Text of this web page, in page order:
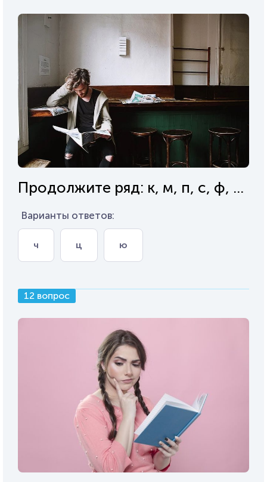
Продолжите ряд: к, м, п, с, ф, ...
Варианты ответов:
ч ц ю
12 вопрос